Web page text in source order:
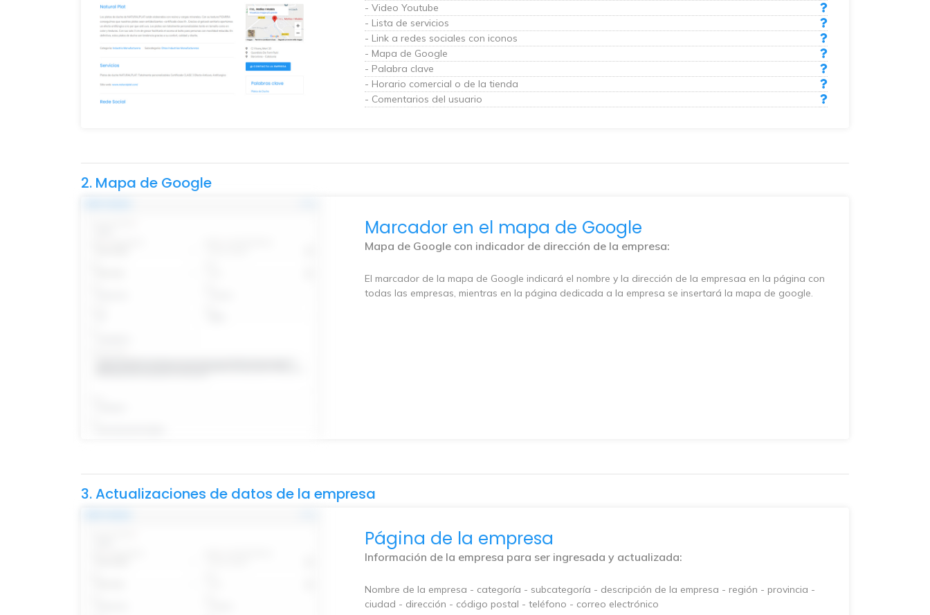
- Video Youtube
- Lista de servicios
- Link a redes sociales con iconos
- Mapa de Google
- Palabra clave
- Horario comercial o de la tienda
- Comentarios del usuario
2. Mapa de Google
Marcador en el mapa de Google
Mapa de Google con indicador de dirección de la empresa:
El marcador de la mapa de Google indicará el nombre y la dirección de la empresaa en la página con
todas las empresas, mientras en la página dedicada a la empresa se insertará la mapa de google.
3. Actualizaciones de datos de la empresa
Página de la empresa
Información de la empresa para ser ingresada y actualizada:
Nombre de la empresa - categoría - subcategoría - descripción de la empresa - región - provincia -
ciudad - dirección - código postal - teléfono - correo electrónico